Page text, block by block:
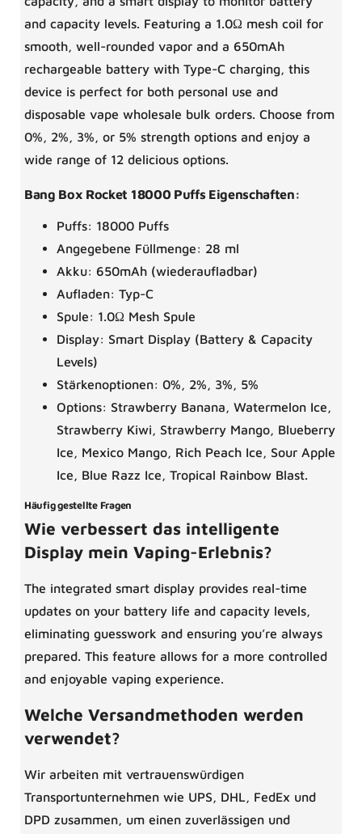
and capacity levels. Featuring a 1.0Ω mesh coil for
smooth, well-rounded vapor and a 650mAh
rechargeable battery with Type-C charging, this
device is perfect for both personal use and
disposable vape wholesale bulk orders. Choose from
0%, 2%, 3%, or 5% strength options and enjoy a
wide range of 12 delicious options.
Bang Box Rocket 18000 Puffs Eigenschaften:
Puffs: 18000 Puffs
Angegebene Füllmenge: 28 ml
Akku: 650mAh (wiederaufladbar)
Aufladen: Typ-C
Spule: 1.0Ω Mesh Spule
Display: Smart Display (Battery & Capacity
Levels)
Stärkenoptionen: 0%, 2%, 3%, 5%
Options: Strawberry Banana, Watermelon Ice,
Strawberry Kiwi, Strawberry Mango, Blueberry
Ice, Mexico Mango, Rich Peach Ice, Sour Apple
Ice, Blue Razz Ice, Tropical Rainbow Blast.
Häufig gestellte Fragen
Wie verbessert das intelligente
Display mein Vaping-Erlebnis?
The integrated smart display provides real-time
updates on your battery life and capacity levels,
eliminating guesswork and ensuring you’re always
prepared. This feature allows for a more controlled
and enjoyable vaping experience.
Welche Versandmethoden werden
verwendet?
Wir arbeiten mit vertrauenswürdigen
Transportunternehmen wie UPS, DHL, FedEx und
DPD zusammen, um einen zuverlässigen und